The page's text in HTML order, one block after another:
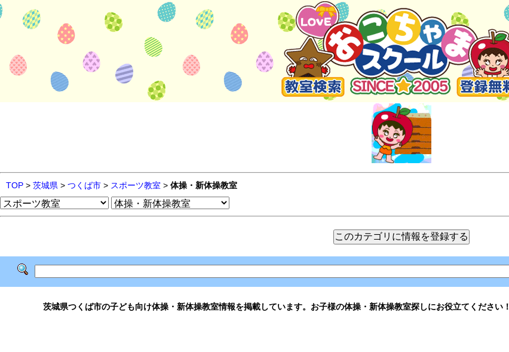
TOP > 茨城県 > つくば市 > スポーツ教室 > 体操・新体操教室
茨城県つくば市の子ども向け体操・新体操教室情報を掲載しています。お子様の体操・新体操教室探しにお役立てください！